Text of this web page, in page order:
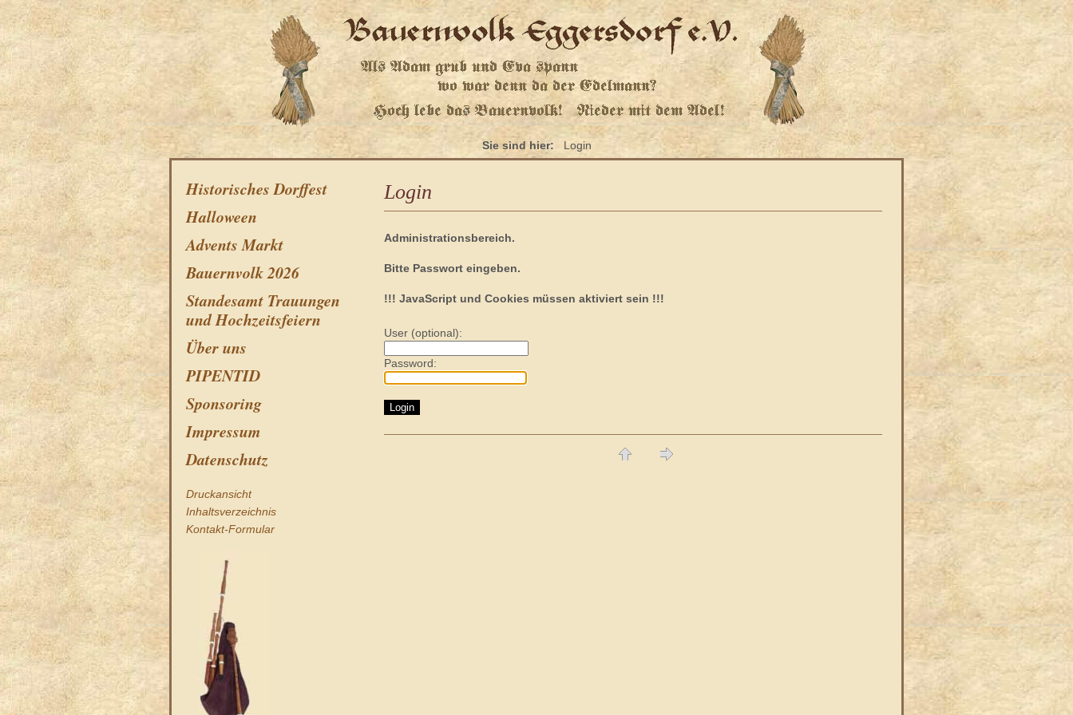
Sie sind hier: Login
Historisches Dorffest
Halloween
Advents Markt
Bauernvolk 2026
Standesamt Trauungen
und Hochzeitsfeiern
Über uns
PIPENTID
Sponsoring
Impressum
Datenschutz
Druckansicht
Inhaltsverzeichnis
Kontakt-Formular
Login
Administrationsbereich.
Bitte Passwort eingeben.
!!! JavaScript und Cookies müssen aktiviert sein !!!
User (optional):
Password: